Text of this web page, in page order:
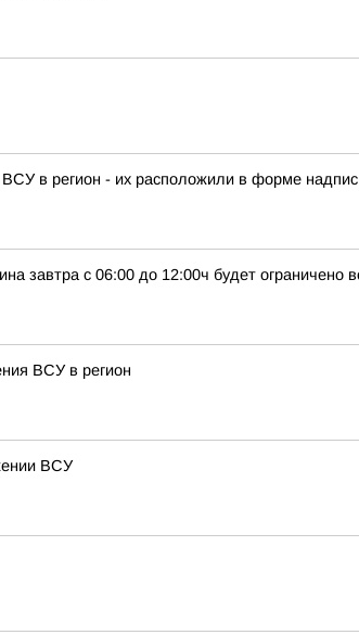
в регион - их расположили в форме
завтра с 06:00 до 12:00ч будет ограничено
ВСУ в регион
ВСУ